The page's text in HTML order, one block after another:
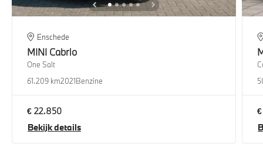
Enschede
MINI Cabrio
One Salt
61.209 km2021Benzine
€ 22.850
Bekijk details